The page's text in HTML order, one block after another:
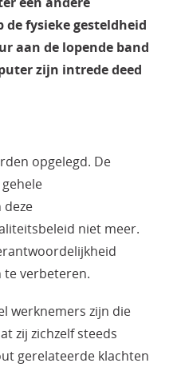
fysieke gesteldheid
aan de lopende band
zijn intrede deed
opgelegd. De
deze
niet meer.
te verbeteren.
werknemers zijn die
zij zichzelf steeds
gerelateerde klachten